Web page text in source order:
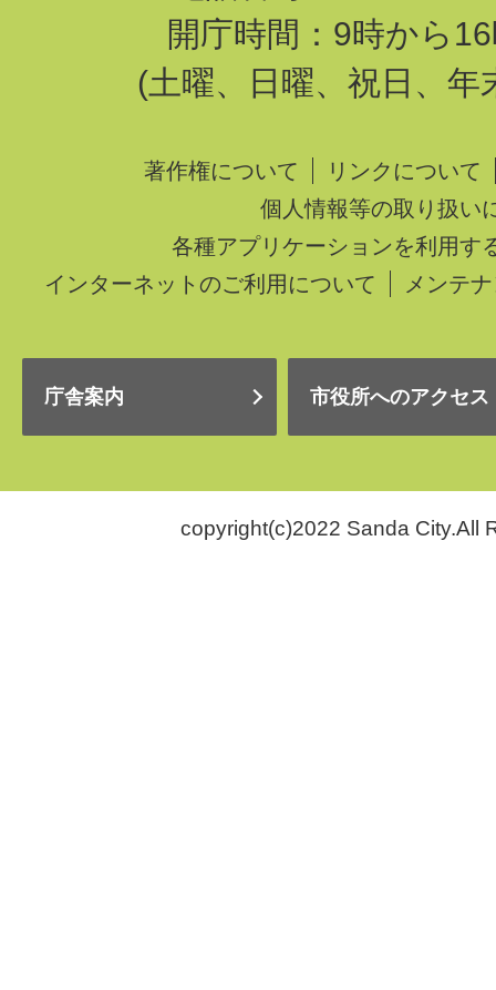
開庁時間：9時から
(土曜、日曜、祝日、年
著作権について
リンクについて
個人情報等の取り扱い
各種アプリケーションを利用す
インターネットのご利用について
メンテ
庁舎案内 市役所へのアクセス
copyright(c)2022 Sanda City.All